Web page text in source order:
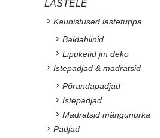
LASTELE
Kaunistused lastetuppa
Baldahiinid
Lipuketid jm deko
Istepadjad & madratsid
Põrandapadjad
Istepadjad
Madratsid mängunurka
Padjad